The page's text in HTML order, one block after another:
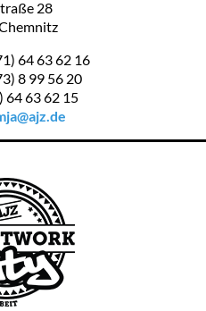
28
64 63 62 16
8 99 56 20
64 63 62 15